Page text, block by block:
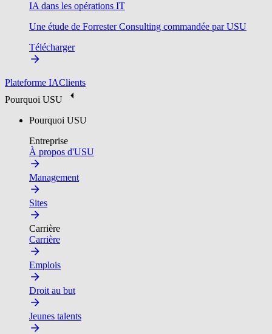
IA dans les opérations IT
Une étude de Forrester Consulting commandée par USU
Télécharger
Plateforme IAClients
Pourquoi USU
Pourquoi USU
Entreprise
À propos d'USU
Management
Sites
Carrière
Carrière
Emplois
Droit au but
Jeunes talents